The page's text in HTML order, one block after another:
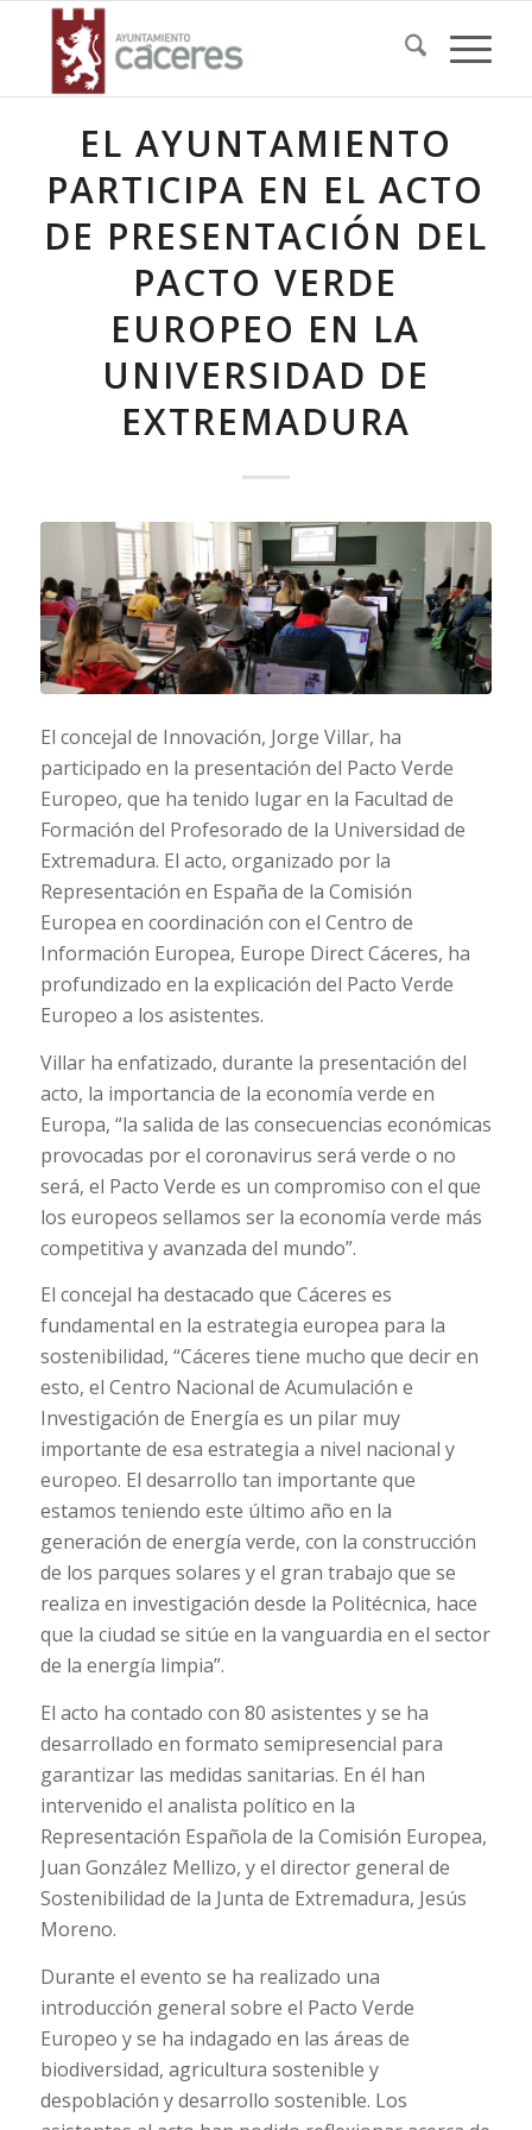
EL AYUNTAMIENTO
PARTICIPA EN EL ACTO
DE PRESENTACIÓN DEL
PACTO VERDE
EUROPEO EN LA
UNIVERSIDAD DE
EXTREMADURA
El concejal de Innovación, Jorge Villar, ha
participado en la presentación del Pacto Verde
Europeo, que ha tenido lugar en la Facultad de
Formación del Profesorado de la Universidad de
Extremadura. El acto, organizado por la
Representación en España de la Comisión
Europea en coordinación con el Centro de
Información Europea, Europe Direct Cáceres, ha
profundizado en la explicación del Pacto Verde
Europeo a los asistentes.
Villar ha enfatizado, durante la presentación del
acto, la importancia de la economía verde en
Europa, “la salida de las consecuencias económicas
provocadas por el coronavirus será verde o no
será, el Pacto Verde es un compromiso con el que
los europeos sellamos ser la economía verde más
competitiva y avanzada del mundo”.
El concejal ha destacado que Cáceres es
fundamental en la estrategia europea para la
sostenibilidad, “Cáceres tiene mucho que decir en
esto, el Centro Nacional de Acumulación e
Investigación de Energía es un pilar muy
importante de esa estrategia a nivel nacional y
europeo. El desarrollo tan importante que
estamos teniendo este último año en la
generación de energía verde, con la construcción
de los parques solares y el gran trabajo que se
realiza en investigación desde la Politécnica, hace
que la ciudad se sitúe en la vanguardia en el sector
de la energía limpia”.
El acto ha contado con 80 asistentes y se ha
desarrollado en formato semipresencial para
garantizar las medidas sanitarias. En él han
intervenido el analista político en la
Representación Española de la Comisión Europea,
Juan González Mellizo, y el director general de
Sostenibilidad de la Junta de Extremadura, Jesús
Moreno.
Durante el evento se ha realizado una
introducción general sobre el Pacto Verde
Europeo y se ha indagado en las áreas de
biodiversidad, agricultura sostenible y
despoblación y desarrollo sostenible. Los